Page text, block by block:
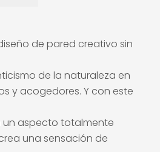
de pared creativo sin
de la naturaleza en
y acogedores. Y con este
un aspecto totalmente
una sensación de